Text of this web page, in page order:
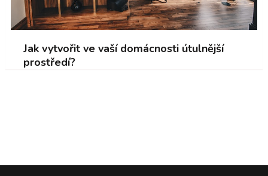
Jak vytvořit ve vaší domácnosti útulnější
prostředí?